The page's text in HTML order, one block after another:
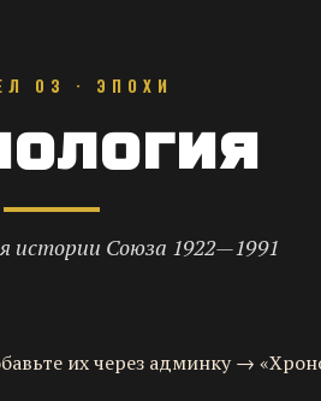
03 · ЭПОХИ
истории Союза 1922—1991
их через админку →